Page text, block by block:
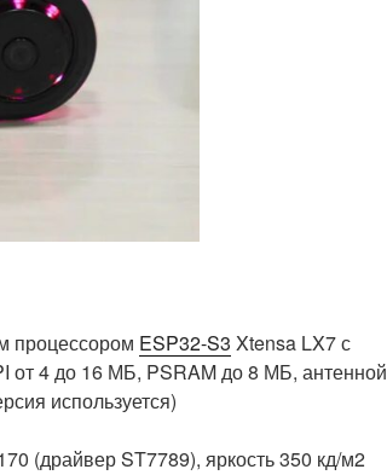
процессором ESP32-S3 Xtensa LX7 с
от 4 до 16 МБ, PSRAM до 8 МБ, антенной
используется)
(драйвер ST7789), яркость 350 кд/м2